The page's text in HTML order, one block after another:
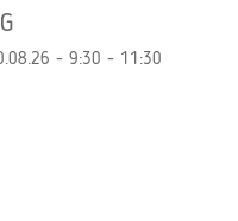
- 9:30 - 11:30